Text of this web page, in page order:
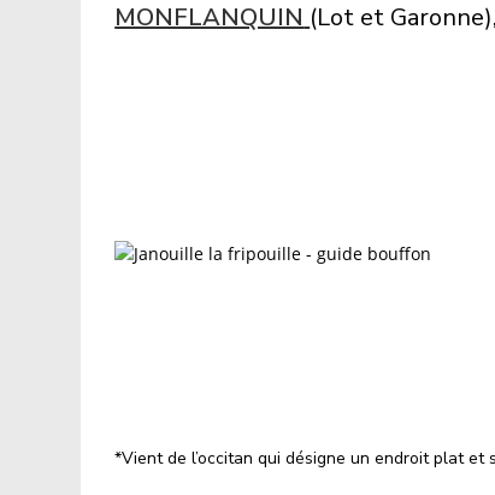
MONFLANQUIN (Lot et
*Vient de l’occitan qui désigne un endroit plat et